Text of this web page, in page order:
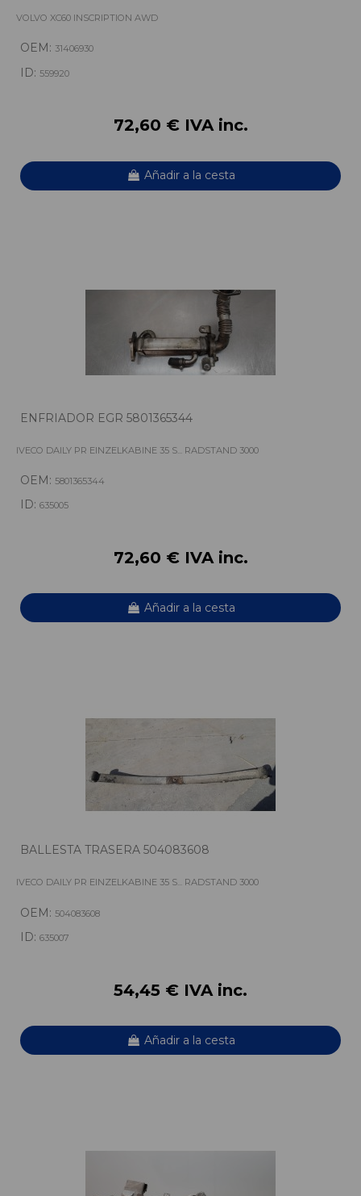
VOLVO XC60 INSCRIPTION AWD
OEM: 31406930
ID: 559920
72,60 € IVA inc.
Añadir a la cesta
ENFRIADOR EGR 5801365344
IVECO DAILY PR EINZELKABINE 35 S... RADSTAND 3000
OEM: 5801365344
ID: 635005
72,60 € IVA inc.
Añadir a la cesta
BALLESTA TRASERA 504083608
IVECO DAILY PR EINZELKABINE 35 S... RADSTAND 3000
OEM: 504083608
ID: 635007
54,45 € IVA inc.
Añadir a la cesta